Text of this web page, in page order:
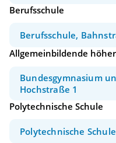
Berufsschule
Berufsschule,
Allgemeinbildende
Bundesgymnasium
Hochstraße 1
Polytechnische Schule
Polytechnische